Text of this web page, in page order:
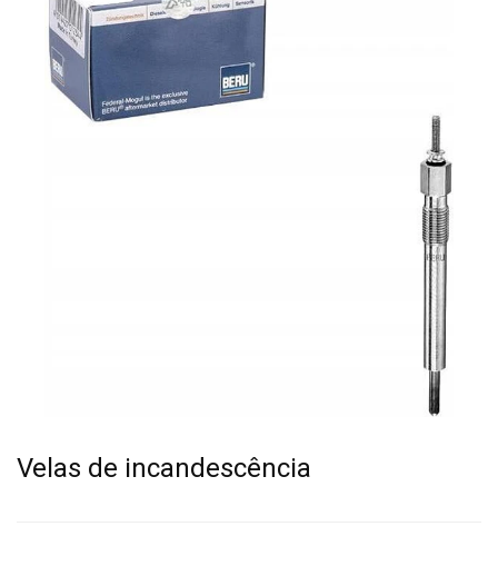
Velas de incandescência